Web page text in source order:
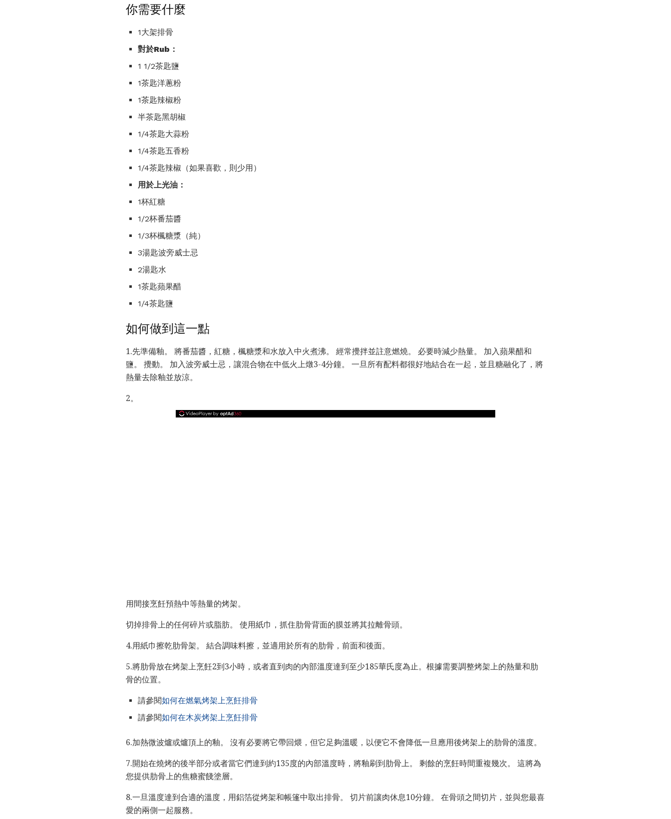
你需要什麼
1大架排骨
對於Rub：
1 1/2茶匙鹽
1茶匙洋蔥粉
1茶匙辣椒粉
半茶匙黑胡椒
1/4茶匙大蒜粉
1/4茶匙五香粉
1/4茶匙辣椒（如果喜歡，則少用）
用於上光油：
1杯紅糖
1/2杯番茄醬
1/3杯楓糖漿（純）
3湯匙波旁威士忌
2湯匙水
1茶匙蘋果醋
1/4茶匙鹽
如何做到這一點
1.先準備釉。 將番茄醬，紅糖，楓糖漿和水放入中火煮沸。 經常攪拌並註意燃燒。 必要時減少熱量。 加入蘋果醋和
鹽。 攪動。 加入波旁威士忌，讓混合物在中低火上燉3-4分鐘。 一旦所有配料都很好地結合在一起，並且糖融化了，將
熱量去除釉並放涼。
2。
用間接烹飪預熱中等熱量的烤架。
切掉排骨上的任何碎片或脂肪。 使用紙巾，抓住肋骨背面的膜並將其拉離骨頭。
4.用紙巾擦乾肋骨架。 結合調味料擦，並適用於所有的肋骨，前面和後面。
5.將肋骨放在烤架上烹飪2到3小時，或者直到肉的內部溫度達到至少185華氏度為止。根據需要調整烤架上的熱量和肋
骨的位置。
請參閱如何在燃氣烤架上烹飪排骨
請參閱如何在木炭烤架上烹飪排骨
6.加熱微波爐或爐頂上的釉。 沒有必要將它帶回煨，但它足夠溫暖，以便它不會降低一旦應用後烤架上的肋骨的溫度。
7.開始在燒烤的後半部分或者當它們達到約135度的內部溫度時，將釉刷到肋骨上。 剩餘的烹飪時間重複幾次。 這將為
您提供肋骨上的焦糖蜜餞塗層。
8.一旦溫度達到合適的溫度，用鋁箔從烤架和帳篷中取出排骨。 切片前讓肉休息10分鐘。 在骨頭之間切片，並與您最喜
愛的兩側一起服務。